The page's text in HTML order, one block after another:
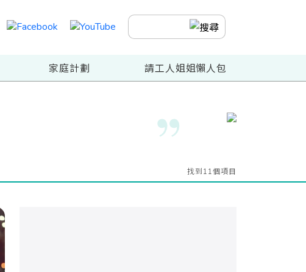
家庭計劃 請工人姐姐懶人包
找到11個項目